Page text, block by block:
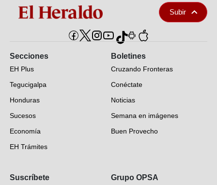
Subir
Secciones
EH Plus
Tegucigalpa
Honduras
Sucesos
Economía
EH Trámites
EH Verifica
Boletines
Cruzando Fronteras
Conéctate
Noticias
Semana en imágenes
Buen Provecho
Suscríbete Grupo OPSA